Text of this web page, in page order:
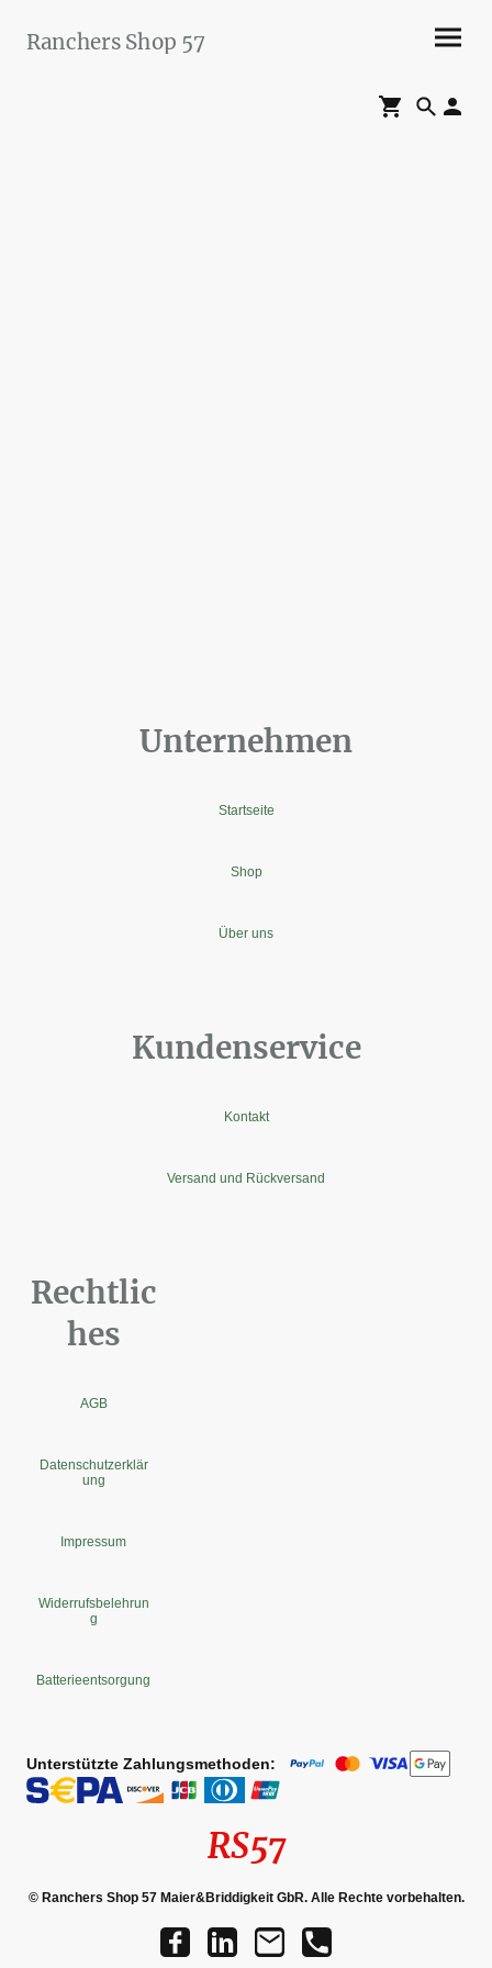
Ranchers Shop 57
Unternehmen
Startseite
Shop
Über uns
Kundenservice
Kontakt
Versand und Rückversand
Rechtlic
hes
AGB
Datenschutzerklär
ung
Impressum
Widerrufsbelehrun
g
Batterieentsorgung
Unterstützte Zahlungsmethoden:
RS57
© Ranchers Shop 57 Maier&Briddigkeit GbR. Alle Rechte vorbehalten.